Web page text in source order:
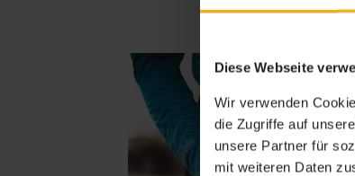
Diese Webseite
Wir verwenden
die Zugriffe auf
unsere Partner für
mit weiteren Daten